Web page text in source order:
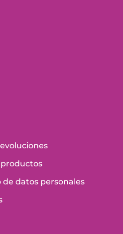
datos personales